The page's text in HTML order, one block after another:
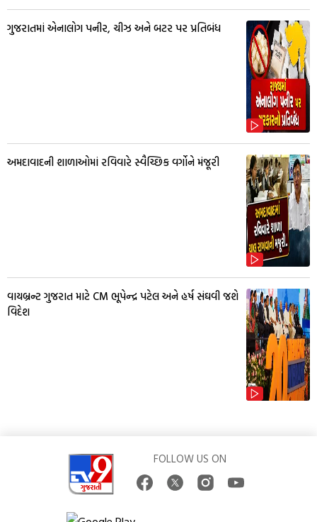
ગુજરાતમાં એનાલોગ પનીર, ચીઝ અને બટર પર પ્રતિબંધ
અમદાવાદની શાળાઓમાં રવિવારે સ્વૈચ્છિક વર્ગોને મંજૂરી
વાયબ્રન્ટ ગુજરાત માટે CM ભૂપેન્દ્ર પટેલ અને હર્ષ સંઘવી જશે
વિદેશ
FOLLOW US ON